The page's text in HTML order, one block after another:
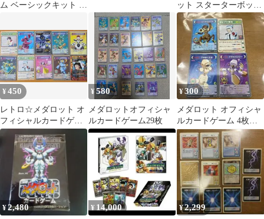
ム ベーシックキット ク
ット スターターボック
ス Vol.2 クワガタ 新品
未開封
¥450
レトロ☆メダロット オ
フィシャルカードゲー
ム まとめ売り
¥580
メダロットオフィシャ
ルカードゲーム29枚
¥300
メダロット オフィシャ
ルカードゲーム 4枚セ
ット
¥2,480 ¥ 14,000 ¥2,299